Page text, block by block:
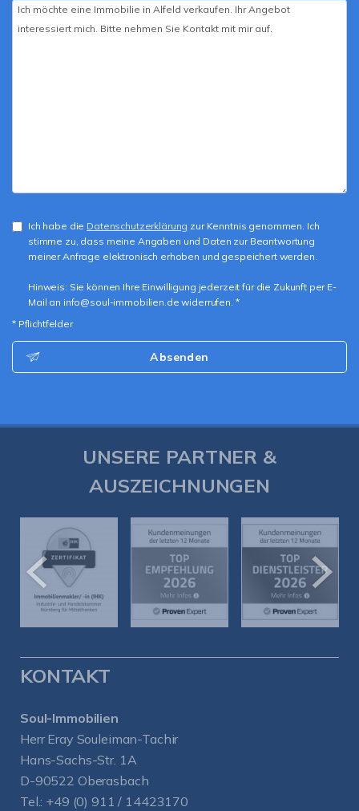
Ich habe die Datenschutzerklärung zur Kenntnis genommen. Ich
stimme zu, dass meine Angaben und Daten zur Beantwortung
meiner Anfrage elektronisch erhoben und gespeichert werden.
Hinweis: Sie können Ihre Einwilligung jederzeit für die Zukunft per E-
Mail an info@soul-immobilien.de widerrufen. *
* Pflichtfelder
Absenden
UNSERE PARTNER &
AUSZEICHNUNGEN
KONTAKT
Soul-Immobilien
Herr Eray Souleiman-Tachir
Hans-Sachs-Str. 1A
D-90522 Oberasbach
Tel.: +49 (0) 911 / 14423170